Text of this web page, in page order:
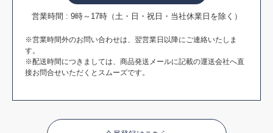
営業時間 : 9時～17時（土・日・祝日・当社休業日を除く）
※営業時間外のお問い合わせは、翌営業日以降にご連絡いたしま
す。
※配送時間につきましては、商品発送メールに記載の運送会社へ直
接お問合せいただくとスムーズです。